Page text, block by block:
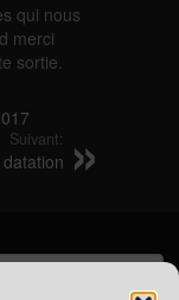
qui nous
merci
sortie.
Suivant: